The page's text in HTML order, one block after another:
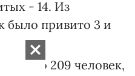
- 14. Из
было привито 3 и
умерло 209 человек,